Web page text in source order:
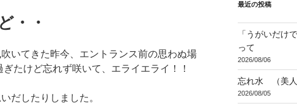
・・
いてきた昨今、エントランス前の思わぬ場
たけど忘れず咲いて、エライエライ！！
だしたりしました。
最近の投稿
「うがいだけ
って
2026/08/06
忘れ水 （美人
2026/08/05